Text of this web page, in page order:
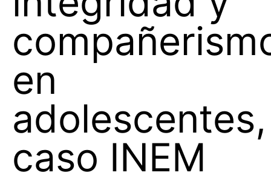
en
adolescentes,
caso INEM